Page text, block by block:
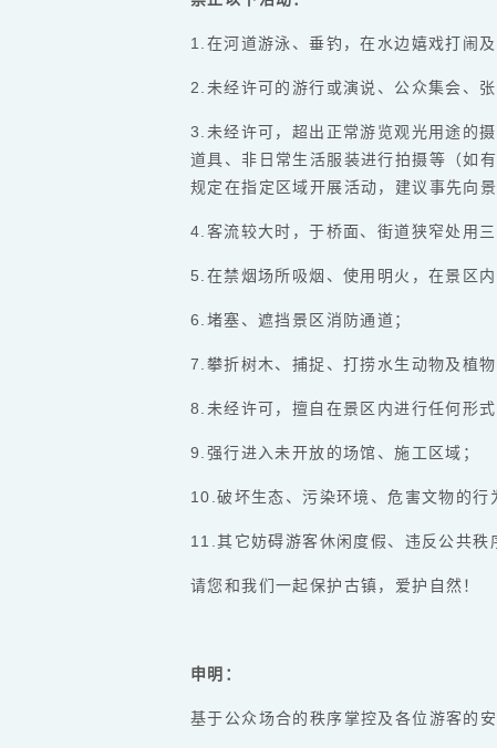
1.在河道游泳、垂钓，在水边嬉戏打闹
2.未经许可的游行或演说、公众集会、
3.未经许可，超出正常游览观光用途的
道具、非日常生活服装进行拍摄等（如
规定在指定区域开展活动，建议事先向景
4.客流较大时，于桥面、街道狭窄处用
5.在禁烟场所吸烟、使用明火，在景区
6.堵塞、遮挡景区消防通道；
7.攀折树木、捕捉、打捞水生动物及植物
8.未经许可，擅自在景区内进行任何形
9.强行进入未开放的场馆、施工区域；
10.破坏生态、污染环境、危害文物的行
11.其它妨碍游客休闲度假、违反公共秩
请您和我们一起保护古镇，爱护自然！
申明：
基于公众场合的秩序掌控及各位游客的